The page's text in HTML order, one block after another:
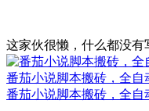
这家伙很懒，什么都没有
番茄小说脚本搬砖，全自
番茄小说脚本搬砖，全自